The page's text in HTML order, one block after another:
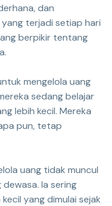
dan
yang terjadi setiap hari
berpikir tentang
mengelola uang
sedang belajar
lebih kecil. Mereka
pun, tetap
uang tidak muncul
Ia sering
yang dimulai sejak